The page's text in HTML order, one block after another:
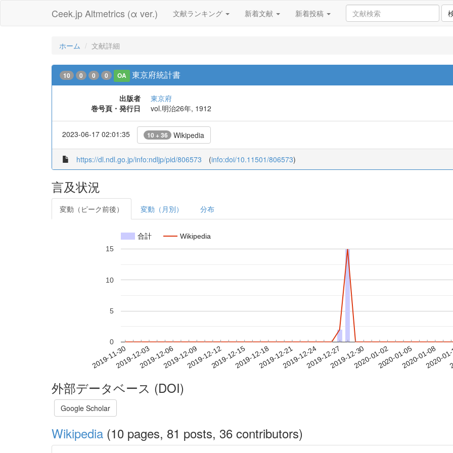
Ceek.jp Altmetrics (α ver.) 文献ランキング 新着文献 新着投稿
ホーム 文献詳細
10 0 0 0 OA 東京府統計書
出版者
東京府
巻号頁・発行日
vol.明治26年, 1912
2023-06-17 02:01:35 10 + 36 Wikipedia
https://dl.ndl.go.jp/info:ndljp/pid/806573 (info:doi/10.11501/806573)
言及状況
変動（ピーク前後） 変動（月別） 分布
合計 Wikipedia
2019-11-302019-12-032019-12-062019-12-092019-12-122019-12-152019-12-182019-12-212019-12-242019-12-272019-12-302020-01-022020-01-052020-01-08
2020-
0
5
10
15
外部データベース (DOI)
Google Scholar
Wikipedia (10 pages, 81 posts, 36 contributors)